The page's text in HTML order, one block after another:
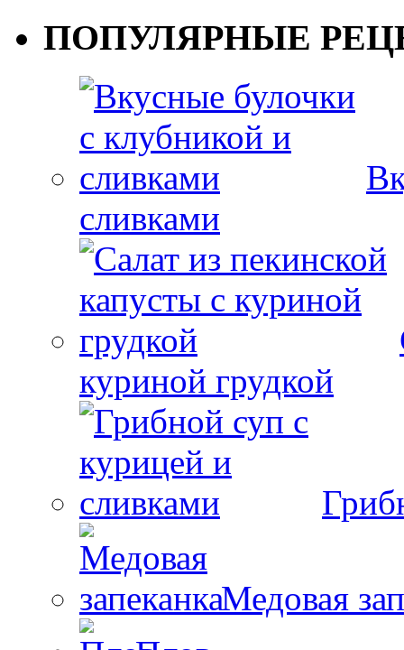
ПОПУЛЯРНЫЕ
сливками
куриной грудкой
Медовая